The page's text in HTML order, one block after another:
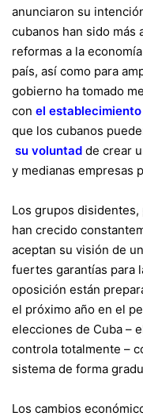
anunciaron su
cubanos han sido más
reformas a la
país, así como para
gobierno ha tomado
con el
que los cubanos
su voluntad de crear
y medianas empresas
Los grupos
han crecido
aceptan su visión de
fuertes garantías para
oposición están
el próximo año en el
elecciones de Cuba –
controla totalmente –
sistema de forma
Los cambios